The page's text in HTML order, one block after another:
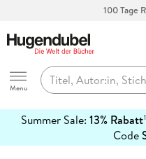
100 Tage
Hugendubel
Menu
Summer Sale: 13% Rabatt
Code
erfahren